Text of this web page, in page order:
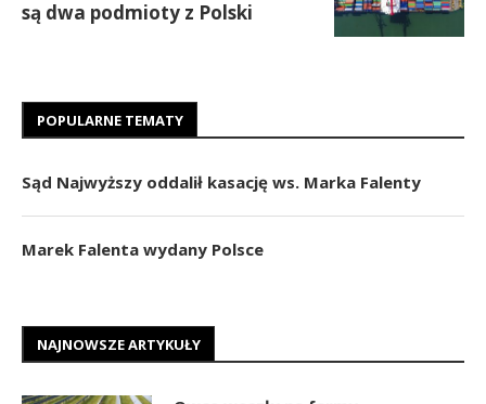
są dwa podmioty z Polski
POPULARNE TEMATY
Sąd Najwyższy oddalił kasację ws. Marka Falenty
Marek Falenta wydany Polsce
NAJNOWSZE ARTYKUŁY